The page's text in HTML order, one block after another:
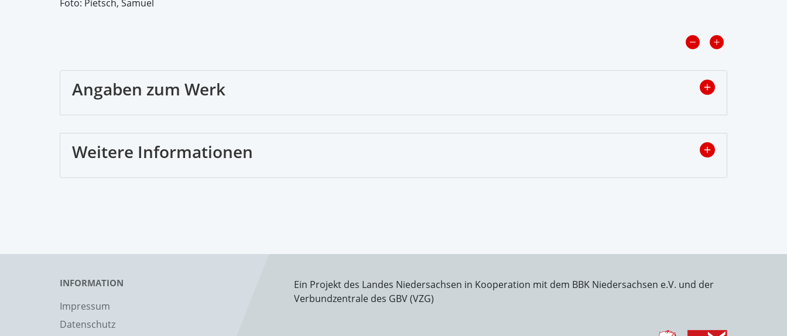
Foto: Pietsch, Samuel
Angaben zum Werk
Weitere Informationen
INFORMATION
Impressum
Datenschutz
Ein Projekt des Landes Niedersachsen in Kooperation mit dem BBK Niedersachsen e.V. und der
Verbundzentrale des GBV (VZG)